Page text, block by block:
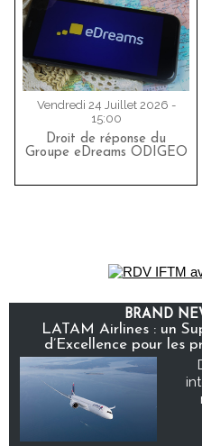
Vendredi 24 Juillet 2026 -
15:00
Droit de réponse du
Groupe eDreams ODIGEO
BRAND
LATAM Airlines : un
d’Excellence pour les